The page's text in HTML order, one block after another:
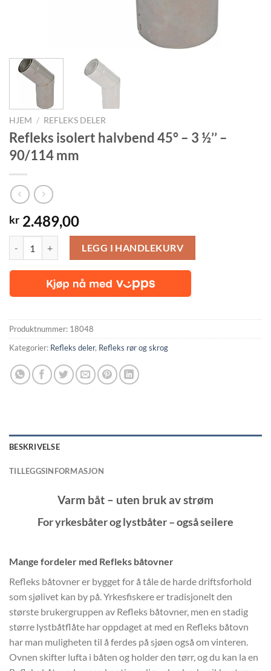
HJEM / REFLEKS DELER
Refleks isolert halvbend 45° – 3 ½’’ –
90/114 mm
kr 2.489,00
LEGG I HANDLEKURV
Produktnummer: 18048
Kategorier: Refleks deler, Refleks rør og skrog
BESKRIVELSE
TILLEGGSINFORMASJON
Varm båt – uten bruk av strøm
For yrkesbåter og lystbåter – også seilere
Mange fordeler med Refleks båtovner
Refleks båtovner er bygget for å tåle de harde driftsforhold
som sjølivet kan by på. Yrkesfiskere er tradisjonelt den
største brukergruppen av Refleks båtovner, men en stadig
større lystbåtflåte har oppdaget at med en Refleks båtovn
har man muligheten til å ferdes på sjøen også om vinteren.
Ovnen skifter lufta i båten og holder den tørr, og du kan la en